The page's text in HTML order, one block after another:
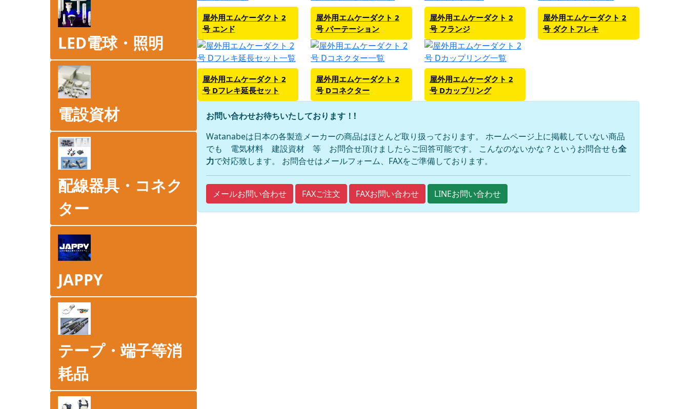
LED電球・照明
電設資材
配線器具・コネク
ター
JAPPY
テープ・端子等消
耗品
屋外用エムケーダクト 2
号 エンド
屋外用エムケーダクト 2
号 パーテーション
屋外用エムケーダクト 2
号 フランジ
屋外用エムケーダクト 2
号 ダクトフレキ
屋外用エムケーダクト 2
号 Dフレキ延長セット
屋外用エムケーダクト 2
号 Dコネクター
屋外用エムケーダクト 2
号 Dカップリング
お問い合わせお待ちいたしております！!
Watanabeは日本の各製造メーカーの商品はほとんど取り扱っております。 ホームページ上に掲載していない商品
でも 電気材料 建設資材 等 お問合せ頂けましたらご回答可能です。 こんなのないかな？というお問合せも全
力で対応致します。 お問合せはメールフォーム、FAXをご準備しております。
メールお問い合わせ FAXご注文 FAXお問い合わせ LINEお問い合わせ